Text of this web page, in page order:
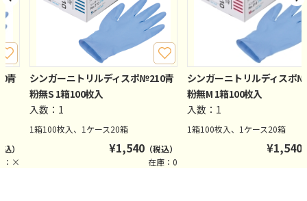
青
）
：×
シンガーニトリルディスポ№210青
粉無S 1箱100枚入
入数：1
1箱100枚入、1ケース20箱
¥1,540 （税込）
在庫：0
シンガーニトリルディスポ
粉無M 1箱100枚入
入数：1
1箱100枚入、1ケース20箱
¥1,540